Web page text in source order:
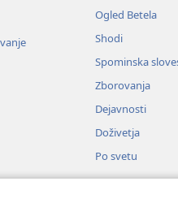
Ogled Betela
Shodi
Spominska
Zborovanja
Dejavnosti
Doživetja
Po svetu